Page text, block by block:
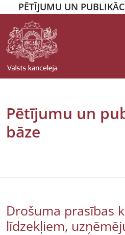
PĒTĪJUMU UN
Pētījumu un
bāze
Drošuma prasības
līdzekļiem,